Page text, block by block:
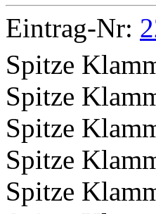
Eintrag-Nr:
Spitze
Spitze
Spitze
Spitze
Spitze